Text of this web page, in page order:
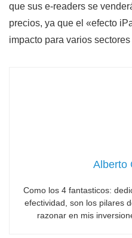
que sus e-readers se
precios, ya que el «efecto
impacto para varios
Alberto
Como los 4 fantasticos:
efectividad, son los pilares
razonar en mis